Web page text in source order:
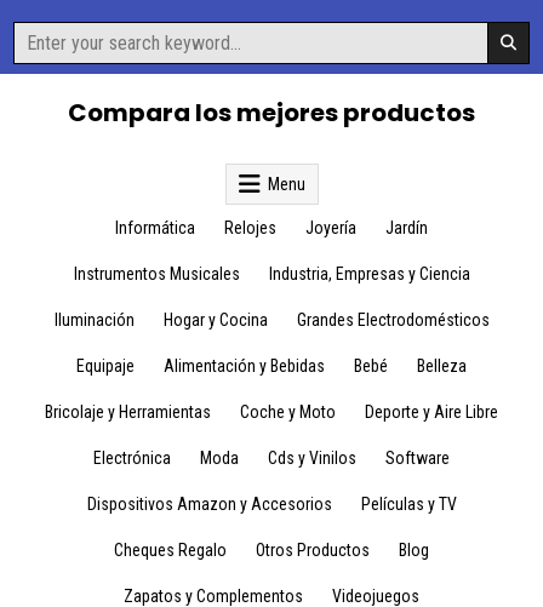
content
Search
for:
Compara los mejores productos
Menu
Informática Relojes Joyería Jardín
Instrumentos Musicales Industria, Empresas y Ciencia
Iluminación Hogar y Cocina Grandes Electrodomésticos
Equipaje Alimentación y Bebidas Bebé Belleza
Bricolaje y Herramientas Coche y Moto Deporte y Aire Libre
Electrónica Moda Cds y Vinilos Software
Dispositivos Amazon y Accesorios Películas y TV
Cheques Regalo Otros Productos Blog
Zapatos y Complementos Videojuegos